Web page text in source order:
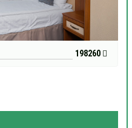
198260